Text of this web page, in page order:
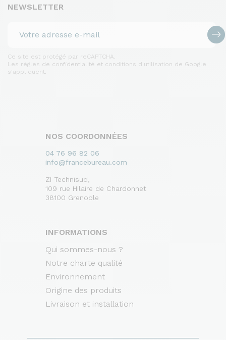
NEWSLETTER
Ce site est protégé par reCAPTCHA.
Les règles de confidentialité et conditions d'utilisation de Google
s'appliquent.
NOS COORDONNÉES
04 76 96 82 06
info@francebureau.com
ZI Technisud,
109 rue Hilaire de Chardonnet
38100 Grenoble
INFORMATIONS
Qui sommes-nous ?
Notre charte qualité
Environnement
Origine des produits
Livraison et installation